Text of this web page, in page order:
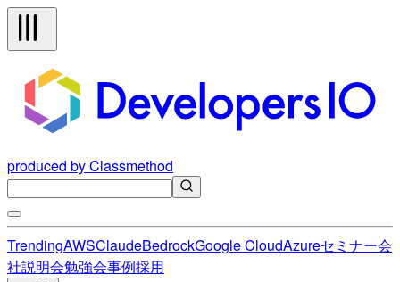
produced by Classmethod
TrendingAWSClaudeBedrockGoogle CloudAzureセミナー会
社説明会勉強会事例採用